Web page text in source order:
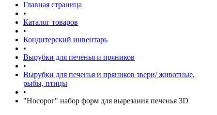
Главная страница
•
Каталог товаров
•
Кондитерский инвентарь
•
Вырубки для печенья и пряников
•
Вырубки для печенья и пряников звери/ животные,
рыбы, птицы
•
"Носорог" набор форм для вырезания печенья 3D